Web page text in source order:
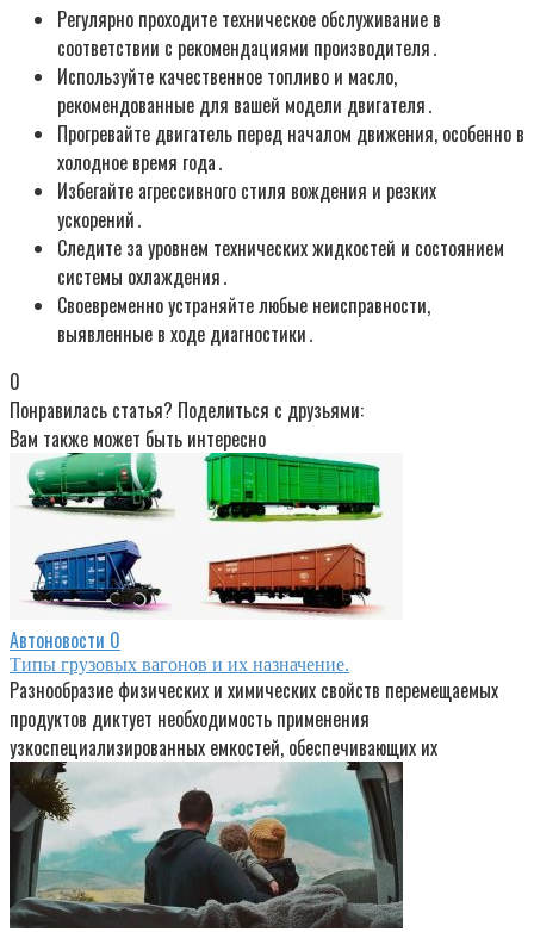
Регулярно проходите техническое обслуживание в
соответствии с рекомендациями производителя․
Используйте качественное топливо и масло,
рекомендованные для вашей модели двигателя․
Прогревайте двигатель перед началом движения, особенно в
холодное время года․
Избегайте агрессивного стиля вождения и резких
ускорений․
Следите за уровнем технических жидкостей и состоянием
системы охлаждения․
Своевременно устраняйте любые неисправности,
выявленные в ходе диагностики․
0
Понравилась статья? Поделиться с друзьями:
Вам также может быть интересно
Автоновости 0
Типы грузовых вагонов и их назначение.
Разнообразие физических и химических свойств перемещаемых
продуктов диктует необходимость применения
узкоспециализированных емкостей, обеспечивающих их